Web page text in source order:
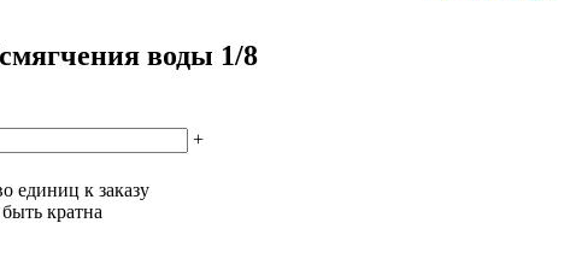
воды 1/8
+
единиц к заказу
кратна